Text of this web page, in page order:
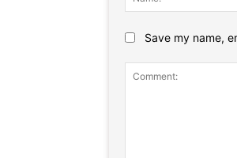
Save my name,